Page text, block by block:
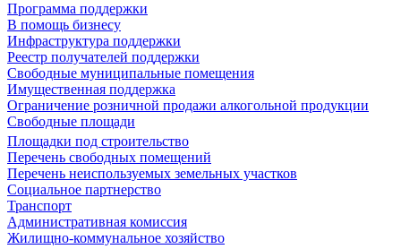
Программа поддержки
В помощь бизнесу
Инфраструктура поддержки
Реестр получателей поддержки
Свободные муниципальные помещения
Имущественная поддержка
Ограничение розничной продажи алкогольной продукции
Свободные площади
Площадки под строительство
Перечень свободных помещений
Перечень неиспользуемых земельных участков
Социальное партнерство
Транспорт
Административная комиссия
Жилищно-коммунальное хозяйство